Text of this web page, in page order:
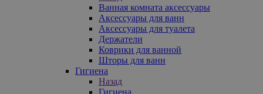
Ванная комната аксессуары
Аксессуары для ванн
Аксессуары для туалета
Держатели
Коврики для ванной
Шторы для ванн
Гигиена
Назад
Гигиена